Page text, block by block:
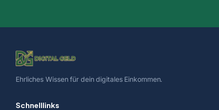
Ehrliches Wissen für dein digitales Einkommen.
Schnelllinks